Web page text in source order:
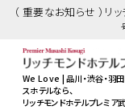
（ 重要なお知らせ ）
We Love | 品川・渋谷・羽
スホテルなら、
リッチモンドホテルプレミア